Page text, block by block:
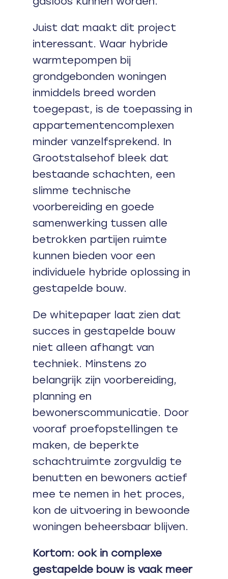
Juist dat maakt dit project
interessant. Waar hybride
warmtepompen bij
grondgebonden woningen
inmiddels breed worden
toegepast, is de toepassing in
appartementencomplexen
minder vanzelfsprekend. In
Grootstalsehof bleek dat
bestaande schachten, een
slimme technische
voorbereiding en goede
samenwerking tussen alle
betrokken partijen ruimte
kunnen bieden voor een
individuele hybride oplossing in
gestapelde bouw.
De whitepaper laat zien dat
succes in gestapelde bouw
niet alleen afhangt van
techniek. Minstens zo
belangrijk zijn voorbereiding,
planning en
bewonerscommunicatie. Door
vooraf proefopstellingen te
maken, de beperkte
schachtruimte zorgvuldig te
benutten en bewoners actief
mee te nemen in het proces,
kon de uitvoering in bewoonde
woningen beheersbaar blijven.
Kortom: ook in complexe
gestapelde bouw is vaak meer